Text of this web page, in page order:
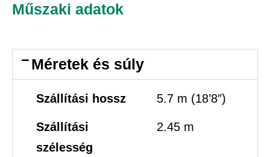
Műszaki adatok
Méretek és súly
Szállítási hossz 5.7 m (18’8″)
Szállítási
szélesség
2.45 m